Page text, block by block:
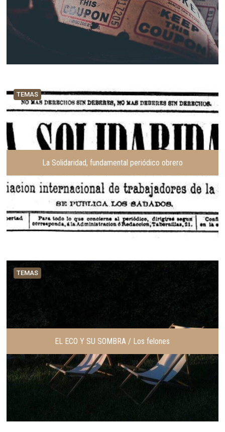
TEMAS
La Solidaridad, fundamental periódico obrero
TEMAS
EL ECO Y SU SOMBRA / Los felones